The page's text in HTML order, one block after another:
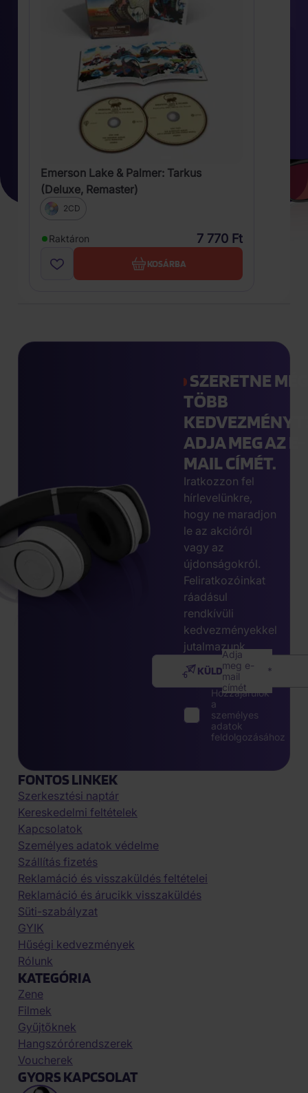
Emerson Lake & Palmer: Tarkus
(Deluxe, Remaster)
2CD
Raktáron 7 770 Ft
KOSÁRBA
SZERETNE MÉG
TÖBB
ADJA MEG AZ E-
MAIL CÍMÉT.
Iratkozzon fel
hírlevelünkre,
hogy ne maradjon
le az akcióról
vagy az
újdonságokról.
Feliratkozóinkat
ráadásul
rendkívüli
kedvezményekkel
jutalmazunk.
Adja
meg e-
mail
címét
KÜLDÉS
Hozzájárulok
a
személyes
adatok
feldolgozásához
FONTOS LINKEK
Szerkesztési naptár
Kereskedelmi feltételek
Kapcsolatok
Személyes adatok védelme
Szállítás fizetés
Reklamáció és visszaküldés feltételei
Reklamáció és árucikk visszaküldés
Süti-szabályzat
GYIK
Hűségi kedvezmények
Rólunk
KATEGÓRIA
Zene
Filmek
Gyűjtőknek
Hangszórórendszerek
Voucherek
GYORS KAPCSOLAT